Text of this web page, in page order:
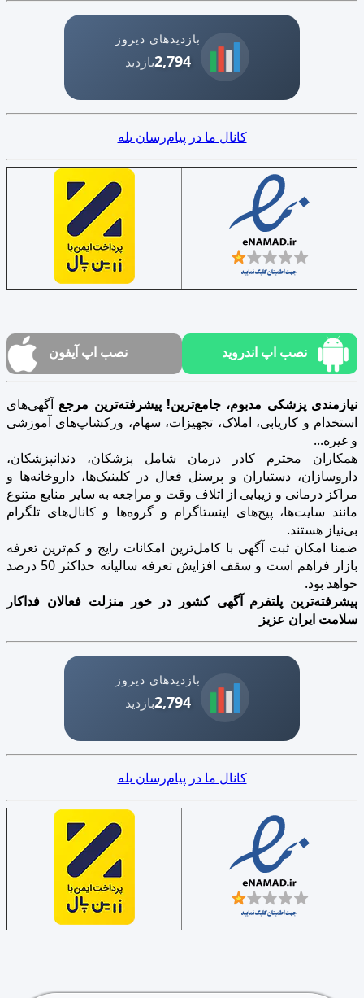
بازدیدهای دیروز
2,794بازدید
کانال ما در پیام‌رسان بله
نصب اپ اندروید نصب اپ آیفون
نیازمندی پزشکی مدبوم، جامع‌ترین! پیشرفته‌ترین مرجع آگهی‌های
استخدام و کاریابی، املاک، تجهیزات، سهام، ورکشاپ‌های آموزشی
و غیره...
همکاران محترم کادر درمان شامل پزشکان، دندانپزشکان،
داروسازان، دستیاران و پرسنل فعال در کلینیک‌ها، داروخانه‌ها و
مراکز درمانی و زیبایی از اتلاف وقت و مراجعه به سایر منابع متنوع
مانند سایت‌ها، پیج‌های اینستاگرام و گروه‌ها و کانال‌های تلگرام
بی‌نیاز هستند.
ضمنا امکان ثبت آگهی با کامل‌ترین امکانات رایج و کم‌ترین تعرفه
بازار فراهم است و سقف افزایش تعرفه سالیانه حداکثر 50 درصد
خواهد بود.
پیشرفته‌ترین پلتفرم آگهی کشور در خور منزلت فعالان فداکار
سلامت ایران عزیز
بازدیدهای دیروز
2,794بازدید
کانال ما در پیام‌رسان بله